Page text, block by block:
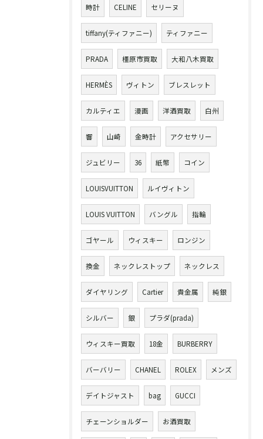
時計 CELINE セリーヌ
tiffany(ティファニー) ティファニー
PRADA 橿原市買取 大和八木買取
HERMÈS ヴィトン ブレスレット
カルティエ 漫画 洋酒買取 白州
響 山崎 金時計 アクセサリー
ジュビリー 36 紙幣 コイン
LOUISVUITTON ルイヴィトン
LOUIS VUITTON バングル 指輪
ゴヤール ウィスキー ロンジン
換金 ネックレストップ ネックレス
ダイヤリング Cartier 貴金属 純銀
シルバー 銀 プラダ(prada)
ウィスキー買取 18金 BURBERRY
バーバリー CHANEL ROLEX メンズ
デイトジャスト bag GUCCI
チェーンショルダー お酒買取